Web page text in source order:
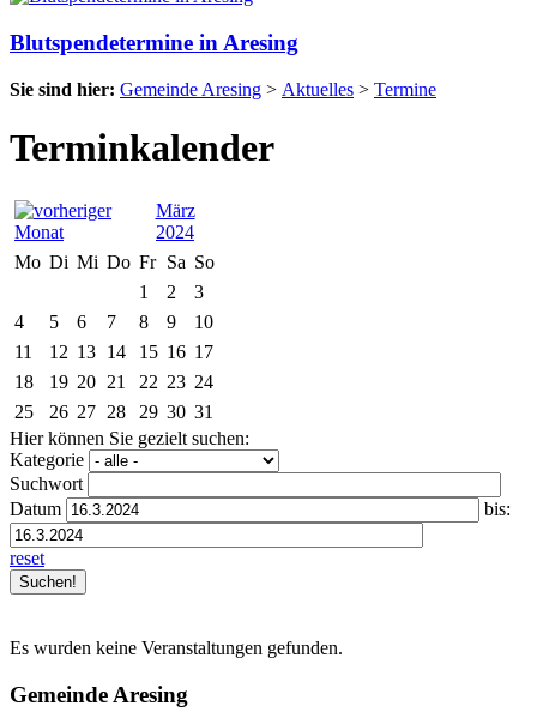
Blutspendetermine in Aresing
Sie sind hier: Gemeinde Aresing > Aktuelles > Termine
Terminkalender
März
2024
Mo Di Mi Do Fr Sa So
1
2
3
4
5 6 7 8 9
10
11
12 13 14 15 16 17
18
19 20 21 22 23 24
25
26 27 28 29 30 31
Hier können Sie gezielt suchen:
Kategorie
Suchwort
Datum
bis:
reset
Es wurden keine Veranstaltungen gefunden.
Gemeinde Aresing